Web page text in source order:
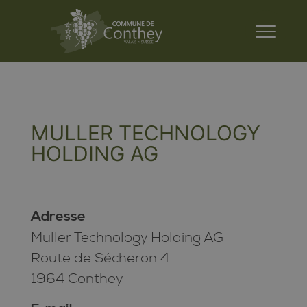
MULLER TECHNOLOGY
HOLDING AG
Adresse
Muller Technology Holding AG
Route de Sécheron 4
1964 Conthey